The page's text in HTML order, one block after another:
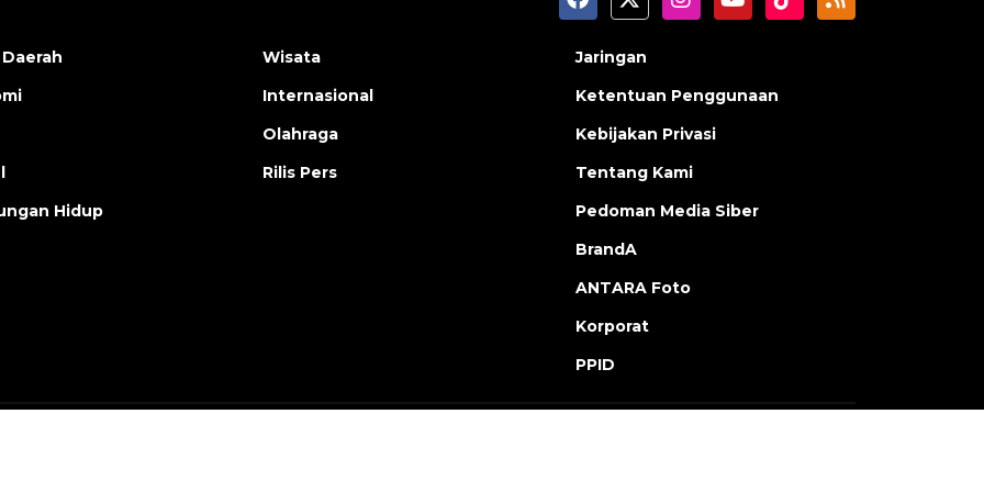
Hidup
Wisata
Internasional
Olahraga
Rilis Pers
Jaringan
Ketentuan Penggunaan
Kebijakan Privasi
Tentang Kami
Pedoman Media Siber
BrandA
ANTARA Foto
Korporat
PPID